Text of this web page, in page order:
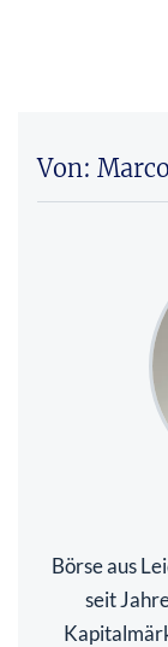
Von:
Börse aus
seit